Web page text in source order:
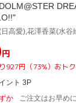
円
927円（73%）おトク
ント 3P
か
ご注文はお早めに